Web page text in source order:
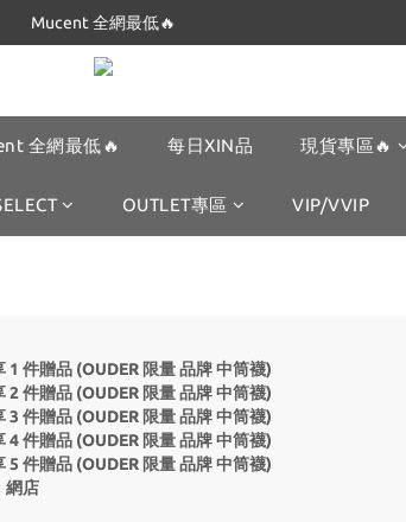
Dickies 最低只要$5XX!!
Mucent 全網最低🔥
Dickies 最低只要$5XX!!
全網最低🔥 每日XIN品 現貨專區🔥
OUTLET專區 VIP/VVIP
1 件贈品 (OUDER 限量 品牌 中筒襪)
2 件贈品 (OUDER 限量 品牌 中筒襪)
3 件贈品 (OUDER 限量 品牌 中筒襪)
4 件贈品 (OUDER 限量 品牌 中筒襪)
5 件贈品 (OUDER 限量 品牌 中筒襪)
網店